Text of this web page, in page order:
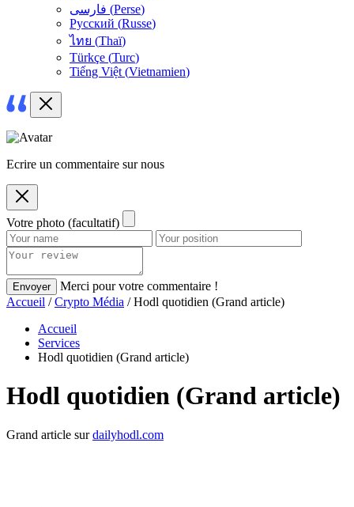
فارسی (Perse)
Русский (Russe)
ไทย (Thaï)
Türkçe (Turc)
Tiếng Việt (Vietnamien)
Ecrire un commentaire sur nous
Votre photo (facultatif)
Envoyer
Merci pour votre commentaire !
Accueil /Crypto Média / Hodl quotidien (Grand article)
Accueil
Services
Hodl quotidien (Grand article)
Hodl quotidien (Grand article)
Grand article surdailyhodl.com